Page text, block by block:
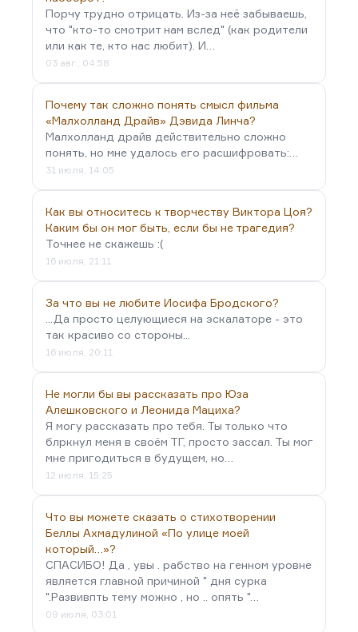
Порчу трудно отрицать. Из-за неё забываешь,
что "кто-то смотрит нам вслед" (как родители
или как те, кто нас любит). И…
03 авг., 04:58
Почему так сложно понять смысл фильма
«Малхолланд Драйв» Дэвида Линча?
Малхолланд драйв действительно сложно
понять, но мне удалось его расшифровать:…
31 июля, 14:05
Как вы относитесь к творчеству Виктора Цоя?
Каким бы он мог быть, если бы не трагедия?
Точнее не скажешь :(
16 июля, 21:11
За что вы не любите Иосифа Бродского?
...Да просто целующиеся на эскалаторе - это
так красиво со стороны...
16 июля, 20:11
Не могли бы вы рассказать про Юза
Алешковского и Леонида Мациха?
Я могу рассказать про тебя. Ты только что
блркнул меня в своём ТГ, просто зассал. Ты мог
мне пригодиться в будущем, но…
12 июля, 15:25
Что вы можете сказать о стихотворении
Беллы Ахмадулиной «По улице моей
который…»?
СПАСИБО! Да , увы . рабство на генном уровне
является главной причиной " дня сурка
".Развивпть тему можно , но .. опять "…
09 июля, 03:01